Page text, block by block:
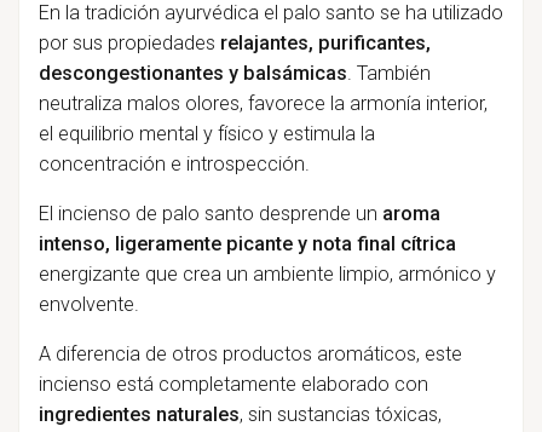
En la tradición ayurvédica el palo santo se ha utilizado
por sus propiedades relajantes, purificantes,
descongestionantes y balsámicas. También
neutraliza malos olores, favorece la armonía interior,
el equilibrio mental y físico y estimula la
concentración e introspección.
El incienso de palo santo desprende un aroma
intenso, ligeramente picante y nota final cítrica
energizante que crea un ambiente limpio, armónico y
envolvente.
A diferencia de otros productos aromáticos, este
incienso está completamente elaborado con
ingredientes naturales, sin sustancias tóxicas,